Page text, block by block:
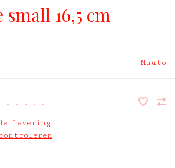
small 16,5 cm
Muuto
• • • • •
levering: